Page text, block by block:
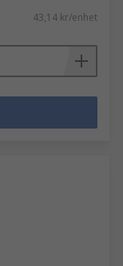
43,14 kr/enhet